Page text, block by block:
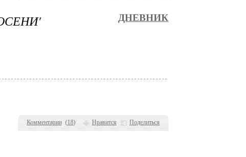
Комментарии (18) Нравится Поделиться
ДНЕВНИК